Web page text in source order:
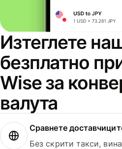
Изтеглете
безплатно
Wise за
валута
Сравнете
Без скрити такси,